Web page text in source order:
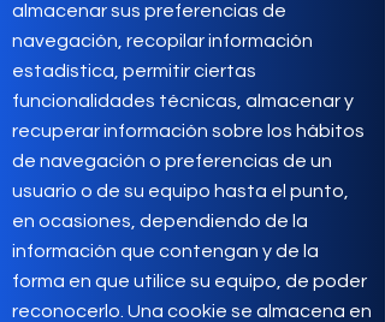
almacenar sus preferencias de
navegación, recopilar información
estadística, permitir ciertas
funcionalidades técnicas, almacenar y
recuperar información sobre los hábitos
de navegación o preferencias de un
usuario o de su equipo hasta el punto,
en ocasiones, dependiendo de la
información que contengan y de la
forma en que utilice su equipo, de poder
reconocerlo. Una cookie se almacena en